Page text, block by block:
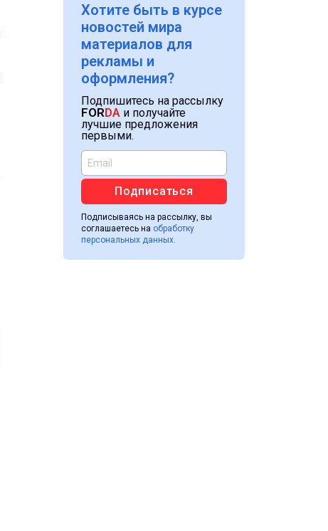
Хотите быть в курсе
новостей мира
материалов для
рекламы и
оформления?
Подпишитесь на рассылку
FORDA и получайте
лучшие предложения
первыми.
Подписаться
Подписываясь на рассылку, вы
соглашаетесь на обработку
персональных данных.